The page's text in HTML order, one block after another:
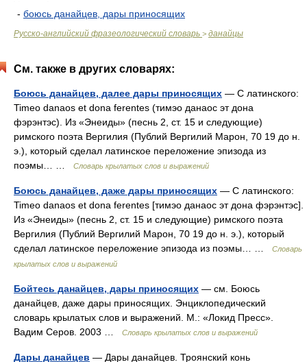
- боюсь данайцев, дары приносящих
Русско-английский фразеологический словарь > данайцы
См. также в других словарях:
Боюсь данайцев, далее дары приносящих — С латинского:
Timeo danaos et dona ferentes (тимэо данаос эт дона
фэрэнтэс). Из «Энеиды» (песнь 2, ст. 15 и следующие)
римского поэта Вергилия (Публий Вергилий Марон, 70 19 до н.
э.), который сделал латинское переложение эпизода из
поэмы… …
Словарь крылатых слов и выражений
Боюсь данайцев, даже дары приносящих — С латинского:
Timeo danaos et dona ferentes [тимэо данаос эт дона фэрэнтэс].
Из «Энеиды» (песнь 2, ст. 15 и следующие) римского поэта
Вергилия (Публий Вергилий Марон, 70 19 до н. э.), который
сделал латинское переложение эпизода из поэмы… …
Словарь
крылатых слов и выражений
Бойтесь данайцев, дары приносящих — см. Боюсь
данайцев, даже дары приносящих. Энциклопедический
словарь крылатых слов и выражений. М.: «Локид Пресс».
Вадим Серов. 2003 …
Словарь крылатых слов и выражений
Дары данайцев — Дары данайцев. Троянский конь